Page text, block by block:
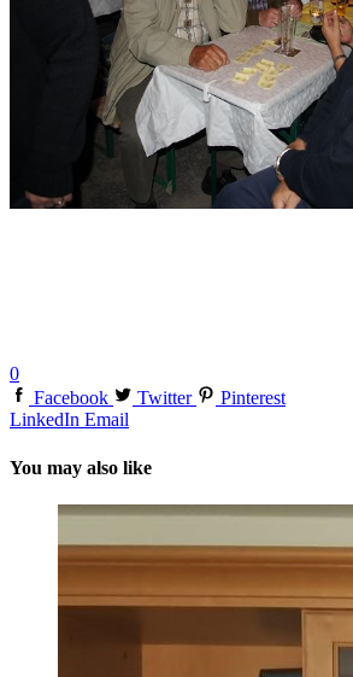
0
Facebook
Twitter
Pinterest
LinkedIn Email
You may also like